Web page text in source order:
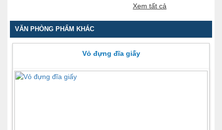
Xem tất cả
VĂN PHÒNG PHẨM KHÁC
Vỏ đựng đĩa giấy